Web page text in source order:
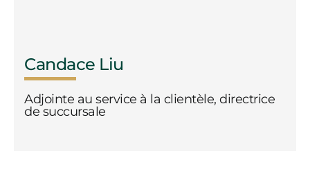
Candace Liu
Adjointe au service à la clientèle, directrice
de succursale